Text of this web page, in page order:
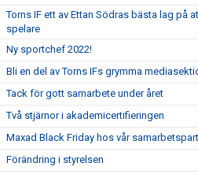
Torns IF ett av Ettan Södras bästa lag på
spelare
Ny sportchef 2022!
Bli en del av Torns IFs grymma
Tack för gott samarbete under året
Två stjärnor i akademicertifieringen
Maxad Black Friday hos vår
Förändring i styrelsen